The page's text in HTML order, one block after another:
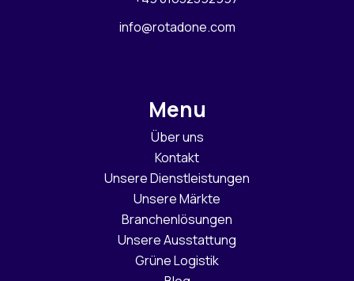
info@rotadone.com
Menu
Über uns
Kontakt
Unsere Dienstleistungen
Unsere Märkte
Branchenlösungen
Unsere Ausstattung
Grüne Logistik